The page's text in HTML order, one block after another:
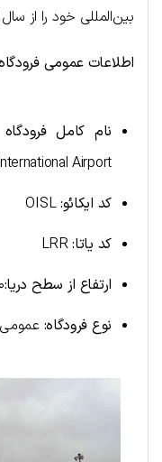
بین‌المللی خود را از سال ۱۳۷۲ آغاز کرد.
اطلاعات عمومی فرودگاه
نام کامل
Airport
کد ایکائو:OISL
کد یاتا:LRR
ارتفاع از سطح دریا:
نوع فرودگاه: عمومی